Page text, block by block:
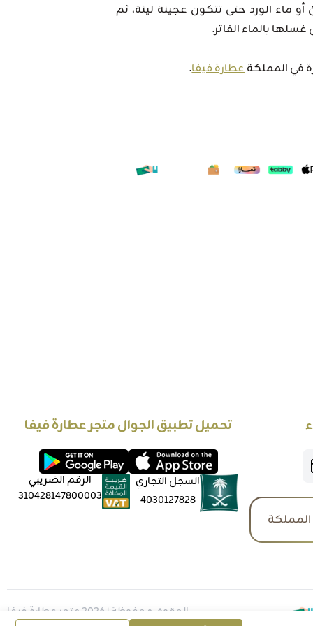
ماء الورد حتى تتكون عجينة لينة، ثم
في المملكةعطارة فيفا.
تحميل تطبيق الجوال متجر عطارة فيفا
السجل التجاري
4030127828
الرقم الضريبي
310428147800003
الحقوق محفوظة | 2026 متجر عطارة فيفا